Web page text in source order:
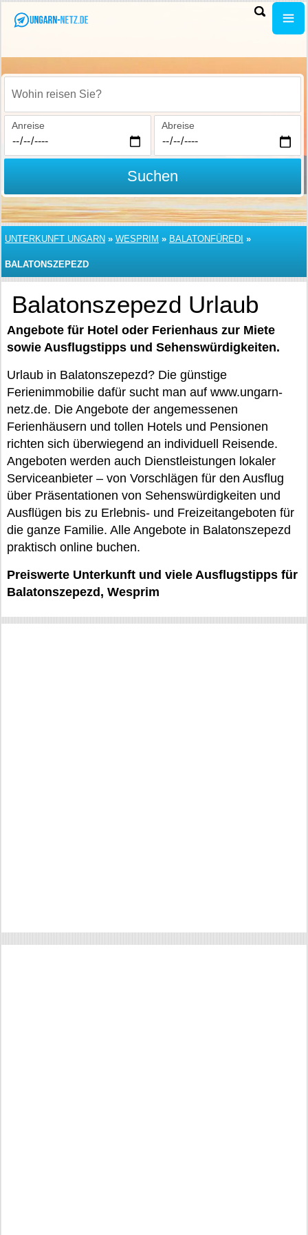
Wohin reisen Sie?
Anreise Abreise
Suchen
UNTERKUNFT UNGARN » WESPRIM » BALATONFÜREDI »
BALATONSZEPEZD
Balatonszepezd Urlaub
Angebote für Hotel oder Ferienhaus zur Miete
sowie Ausflugstipps und Sehenswürdigkeiten.
Urlaub in Balatonszepezd? Die günstige
Ferienimmobilie dafür sucht man auf www.ungarn-
netz.de. Die Angebote der angemessenen
Ferienhäusern und tollen Hotels und Pensionen
richten sich überwiegend an individuell Reisende.
Angeboten werden auch Dienstleistungen lokaler
Serviceanbieter – von Vorschlägen für den Ausflug
über Präsentationen von Sehenswürdigkeiten und
Ausflügen bis zu Erlebnis- und Freizeitangeboten für
die ganze Familie. Alle Angebote in Balatonszepezd
praktisch online buchen.
Preiswerte Unterkunft und viele Ausflugstipps für
Balatonszepezd, Wesprim